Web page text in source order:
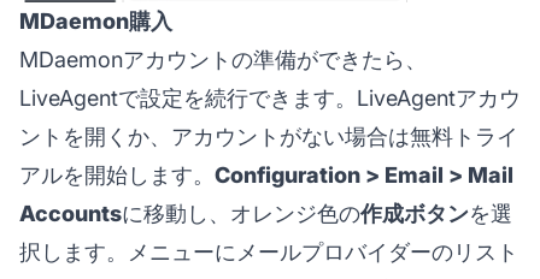
MDaemon購入
MDaemonアカウントの準備ができたら、
LiveAgentで設定を続行できます。LiveAgentアカウ
ントを開くか、アカウントがない場合は無料トライ
アルを開始します。 Configuration > Email > Mail
Accountsに移動し、オレンジ色の作成ボタンを選
択します。メニューにメールプロバイダーのリスト